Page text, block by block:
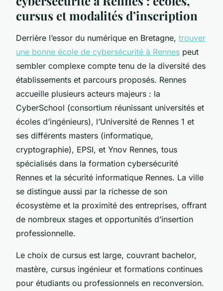
cursus et modalités d’inscription
Derrière l’essor du numérique en Bretagne, trouver
une bonne école de cybersécurité à Rennes peut
sembler complexe compte tenu de la diversité des
établissements et parcours proposés. Rennes
accueille plusieurs acteurs majeurs : la
CyberSchool (consortium réunissant universités et
écoles d’ingénieurs), l’Université de Rennes 1 et
ses différents masters (informatique,
cryptographie), EPSI, et Ynov Rennes, tous
spécialisés dans la formation cybersécurité
Rennes et la sécurité informatique Rennes. La ville
se distingue aussi par la richesse de son
écosystème et la proximité des entreprises, offrant
de nombreux stages et opportunités d’insertion
professionnelle.
Le choix de cursus est large, couvrant bachelor,
mastère, cursus ingénieur et formations continues
pour étudiants ou professionnels en reconversion.